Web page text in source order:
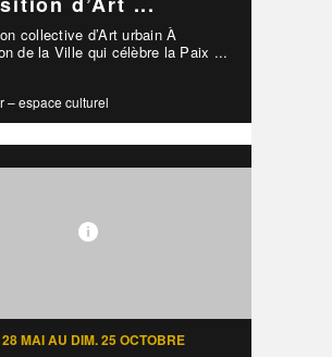
collective d’Art urbain À
de la Ville qui célèbre la Paix ...
– espace culturel
MAI AU DIM. 25 OCTOBRE